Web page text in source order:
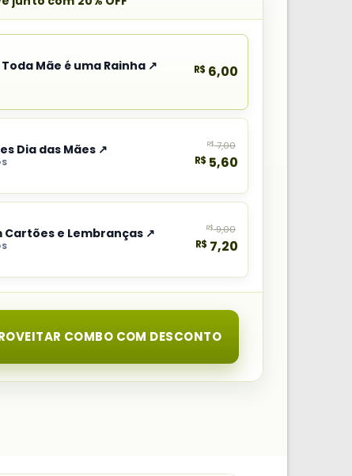
Mãe é uma Rainha ↗ R$ 6,00
Dia das Mães ↗ R$7,00
R$ 5,60
Cartões e Lembranças ↗ R$9,00
R$ 7,20
COMBO COM DESCONTO